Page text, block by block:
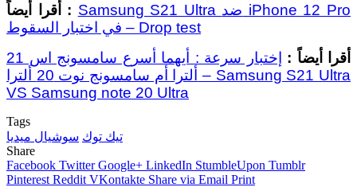
أقرا أيضاً : Samsung S21 Ultra ضد iPhone 12 Pro
في اختبار السقوط – Drop test
أقرا أيضاً :
إختبار سرعة : أيهما أسرع سامسونج اس 21
ألترا أم سامسونج نوت 20 ألترا – Samsung S21 Ultra
VS Samsung note 20 Ultra
Tags
تيك توك سوشيال ميديا
Share
Facebook Twitter Google+ LinkedIn StumbleUpon Tumblr
Pinterest Reddit VKontakte Share via Email Print